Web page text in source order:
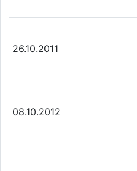
26.10.2011
08.10.2012